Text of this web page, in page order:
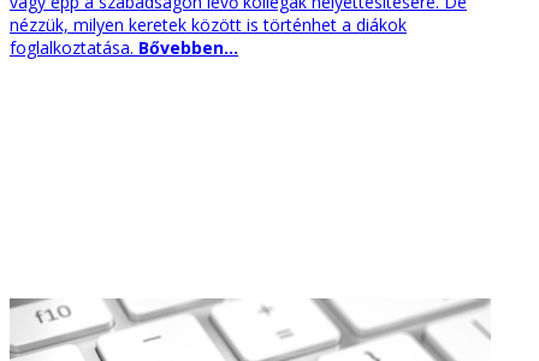
nézzük, milyen keretek között is történhet a diákok
foglalkoztatása. Bővebben...